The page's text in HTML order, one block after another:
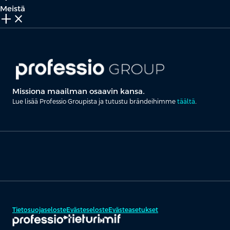
Meistä
add_2 close
Missiona maailman osaavin kansa.
Lue lisää Professio Groupista ja tutustu brändeihimme täältä.
TietosuojaselosteEvästeselosteEvästeasetukset